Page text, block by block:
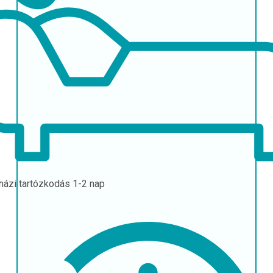
tartózkodás 1-2 nap